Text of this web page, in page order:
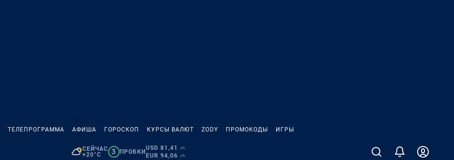
ТЕЛЕПРОГРАММА АФИША ГОРОСКОП КУРСЫ ВАЛЮТ ZODY ПРОМОКОДЫ ИГРЫ
СЕЙЧАС
+20°C
3 ПРОБКИ
USD 81,41
EUR 94,06